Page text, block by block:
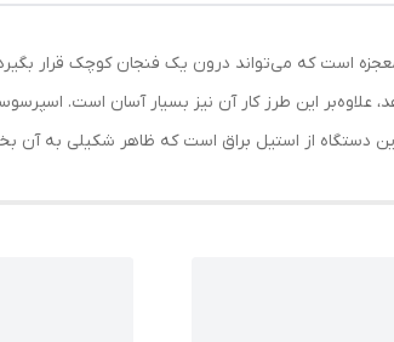
است که می‌تواند درون یک فنجان کوچک قرار
از استیل براق است که ظاهر شکیلی به آن